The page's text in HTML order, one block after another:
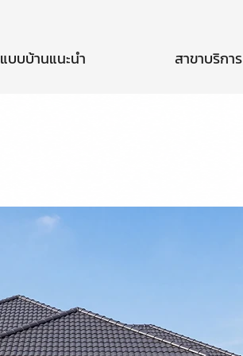
แบบบ้านแนะนำ สาขาบริการ